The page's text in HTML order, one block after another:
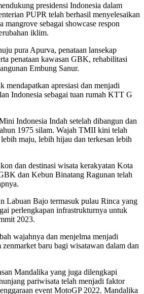
presidensi Indonesia dalam
PUPR telah berhasil menyelesaikan
mangrove sebagai showcase respon
iklim.
pura Apurva, penataan lansekap
penataan kawasan GBK, rehabilitasi
Embung Sanur.
mendapatkan apresiasi dan menjadi
Indonesia sebagai tuan rumah KTT G
Indonesia Indah setelah dibangun dan
1975 silam. Wajah TMII kini telah
maju, lebih hijau dan terkesan lebih
dan destinasi wisata kerakyatan Kota
dan Kebun Binatang Ragunan telah
Labuan Bajo termasuk pulau Rinca yang
perlengkapan infrastrukturnya untuk
2023.
wajahnya dan menjelma menjadi
baru bagi wisatawan dalam dan
Mandalika yang juga dilengkapi
pariwisata telah menjadi faktor
event MotoGP 2022. Mandalika